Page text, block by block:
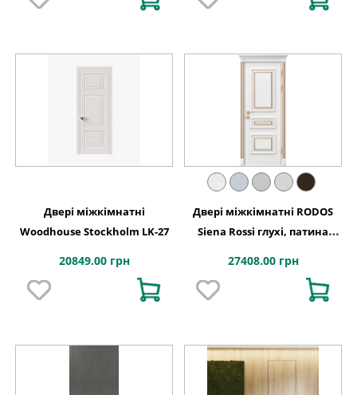
Двері міжкімнатні
Woodhouse Stockholm LK-27
20849.00 грн
Двері міжкімнатні RODOS
Siena Rossi глухі, патина
27408.00 грн